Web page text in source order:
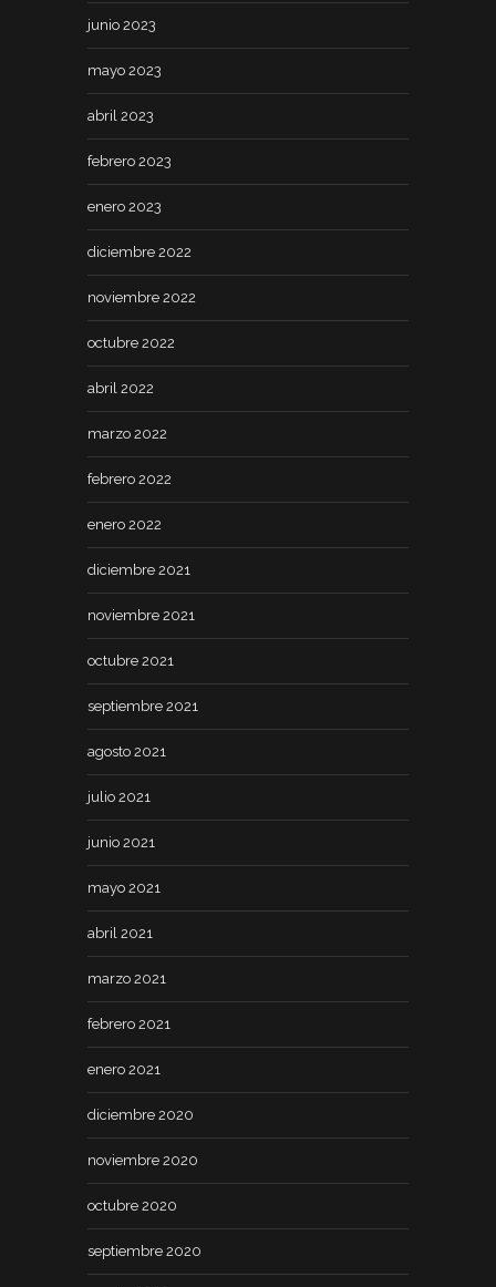
junio 2023
mayo 2023
abril 2023
febrero 2023
enero 2023
diciembre 2022
noviembre 2022
octubre 2022
abril 2022
marzo 2022
febrero 2022
enero 2022
diciembre 2021
noviembre 2021
octubre 2021
septiembre 2021
agosto 2021
julio 2021
junio 2021
mayo 2021
abril 2021
marzo 2021
febrero 2021
enero 2021
diciembre 2020
noviembre 2020
octubre 2020
septiembre 2020